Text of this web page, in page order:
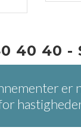
40 40 -
er